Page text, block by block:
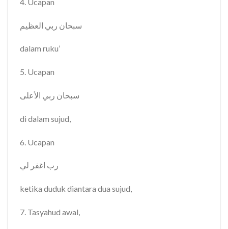
سبحان ربي العظيم
dalam ruku’
5. Ucapan
سبحان ربي الأعلى
di dalam sujud,
6. Ucapan
رب اغفر لي
ketika duduk diantara dua sujud,
7. Tasyahud awal,